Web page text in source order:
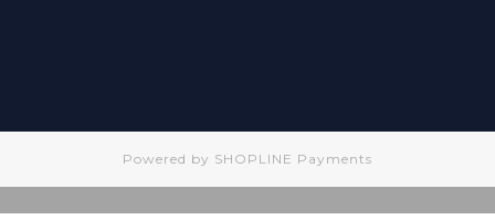
Powered by SHOPLINE Payments